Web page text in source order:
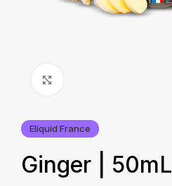
Eliquid France
Ginger | 50mL